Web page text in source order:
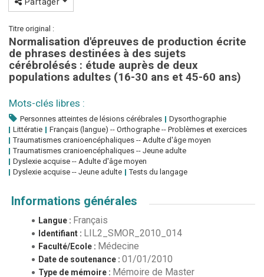
Titre original :
Normalisation d'épreuves de production écrite
de phrases destinées à des sujets
cérébrolésés : étude auprès de deux
populations adultes (16-30 ans et 45-60 ans)
Mots-clés libres :
Personnes atteintes de lésions cérébrales
Dysorthographie
Littératie
Français (langue) -- Orthographe -- Problèmes et exercices
Traumatismes cranioencéphaliques -- Adulte d'âge moyen
Traumatismes cranioencéphaliques -- Jeune adulte
Dyslexie acquise -- Adulte d'âge moyen
Dyslexie acquise -- Jeune adulte
Tests du langage
Informations générales
Langue : Français
Identifiant : LIL2_SMOR_2010_014
Faculté/Ecole : Médecine
Date de soutenance : 01/01/2010
Type de mémoire : Mémoire de Master